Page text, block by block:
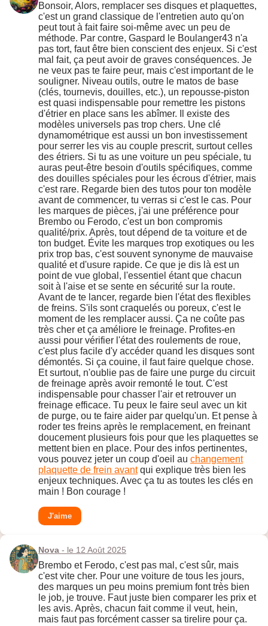
Bonsoir, Alors, remplacer ses disques et plaquettes,
c'est un grand classique de l'entretien auto qu'on
peut tout à fait faire soi-même avec un peu de
méthode. Par contre, Gaspard le Boulanger43 n'a
pas tort, faut être bien conscient des enjeux. Si c'est
mal fait, ça peut avoir de graves conséquences. Je
ne veux pas te faire peur, mais c'est important de le
souligner. Niveau outils, outre le matos de base
(clés, tournevis, douilles, etc.), un repousse-piston
est quasi indispensable pour remettre les pistons
d'étrier en place sans les abîmer. Il existe des
modèles universels pas trop chers. Une clé
dynamométrique est aussi un bon investissement
pour serrer les vis au couple prescrit, surtout celles
des étriers. Si tu as une voiture un peu spéciale, tu
auras peut-être besoin d'outils spécifiques, comme
des douilles spéciales pour les écrous d'étrier, mais
c'est rare. Regarde bien des tutos pour ton modèle
avant de commencer, tu verras si c'est le cas. Pour
les marques de pièces, j'ai une préférence pour
Brembo ou Ferodo, c'est un bon compromis
qualité/prix. Après, tout dépend de ta voiture et de
ton budget. Évite les marques trop exotiques ou les
prix trop bas, c'est souvent synonyme de mauvaise
qualité et d'usure rapide. Ce que je dis là est un
point de vue global, l'essentiel étant que chacun
soit à l'aise et se sente en sécurité sur la route.
Avant de te lancer, regarde bien l'état des flexibles
de freins. S'ils sont craquelés ou poreux, c'est le
moment de les remplacer aussi. Ça ne coûte pas
très cher et ça améliore le freinage. Profites-en
aussi pour vérifier l'état des roulements de roue,
c'est plus facile d'y accéder quand les disques sont
démontés. Si ça couine, il faut faire quelque chose.
Et surtout, n'oublie pas de faire une purge du circuit
de freinage après avoir remonté le tout. C'est
indispensable pour chasser l'air et retrouver un
freinage efficace. Tu peux le faire seul avec un kit
de purge, ou te faire aider par quelqu'un. Et pense à
roder tes freins après le remplacement, en freinant
doucement plusieurs fois pour que les plaquettes se
mettent bien en place. Pour des infos pertinentes,
vous pouvez jeter un coup d'oeil au changement
plaquette de frein avantqui explique très bien les
enjeux techniques. Avec ça tu as toutes les clés en
main ! Bon courage !
J'aime
Nova - le 12 Août 2025
Brembo et Ferodo, c'est pas mal, c'est sûr, mais
c'est vite cher. Pour une voiture de tous les jours,
des marques un peu moins premium font très bien
le job, je trouve. Faut juste bien comparer les prix et
les avis. Après, chacun fait comme il veut, hein,
mais faut pas forcément casser sa tirelire pour ça.